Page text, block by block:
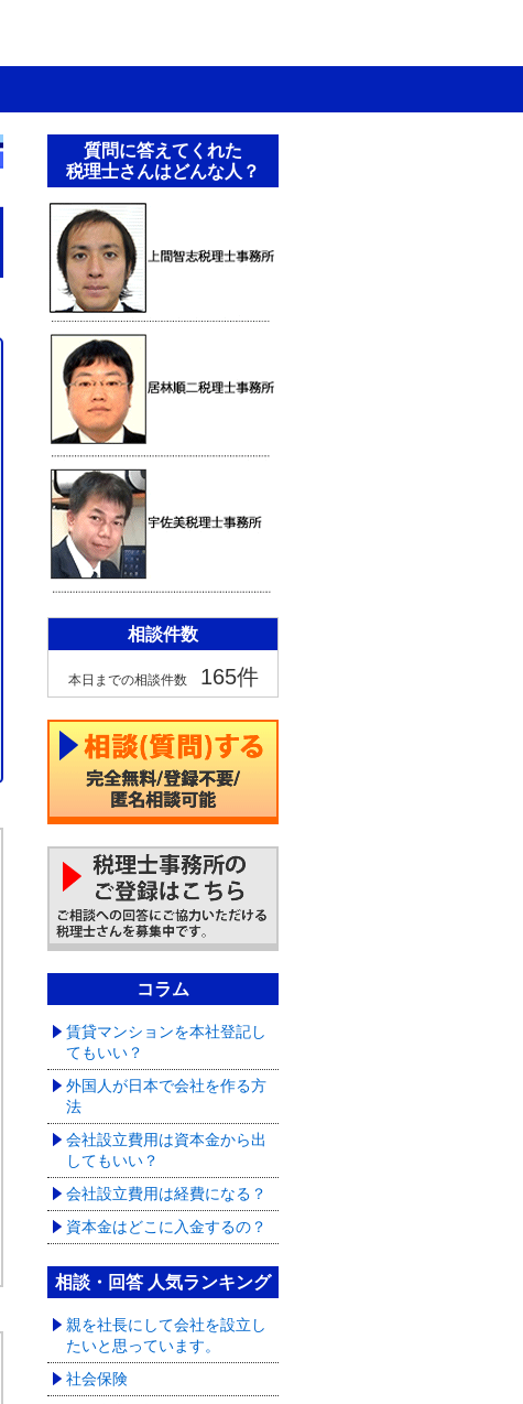
質問に答えてくれた
税理士さんはどんな人？
相談件数
本日までの相談件数 165件
コラム
賃貸マンションを本社登記し
てもいい？
外国人が日本で会社を作る方
法
会社設立費用は資本金から出
してもいい？
会社設立費用は経費になる？
資本金はどこに入金するの？
相談・回答 人気ランキング
親を社長にして会社を設立し
たいと思っています。
社会保険